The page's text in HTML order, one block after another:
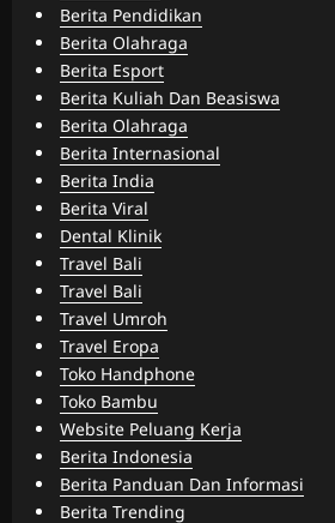
Berita Pendidikan
Berita Olahraga
Berita Esport
Berita Kuliah Dan Beasiswa
Berita Olahraga
Berita Internasional
Berita India
Berita Viral
Dental Klinik
Travel Bali
Travel Bali
Travel Umroh
Travel Eropa
Toko Handphone
Toko Bambu
Website Peluang Kerja
Berita Indonesia
Berita Panduan Dan Informasi
Berita Trending